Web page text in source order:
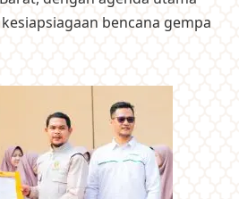
bencana gempa